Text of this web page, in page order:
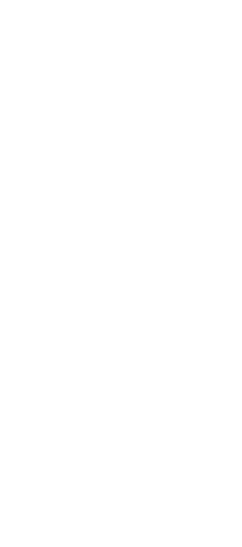
für unsere täglichen
heißt es Leinen los
heißt es Leinen